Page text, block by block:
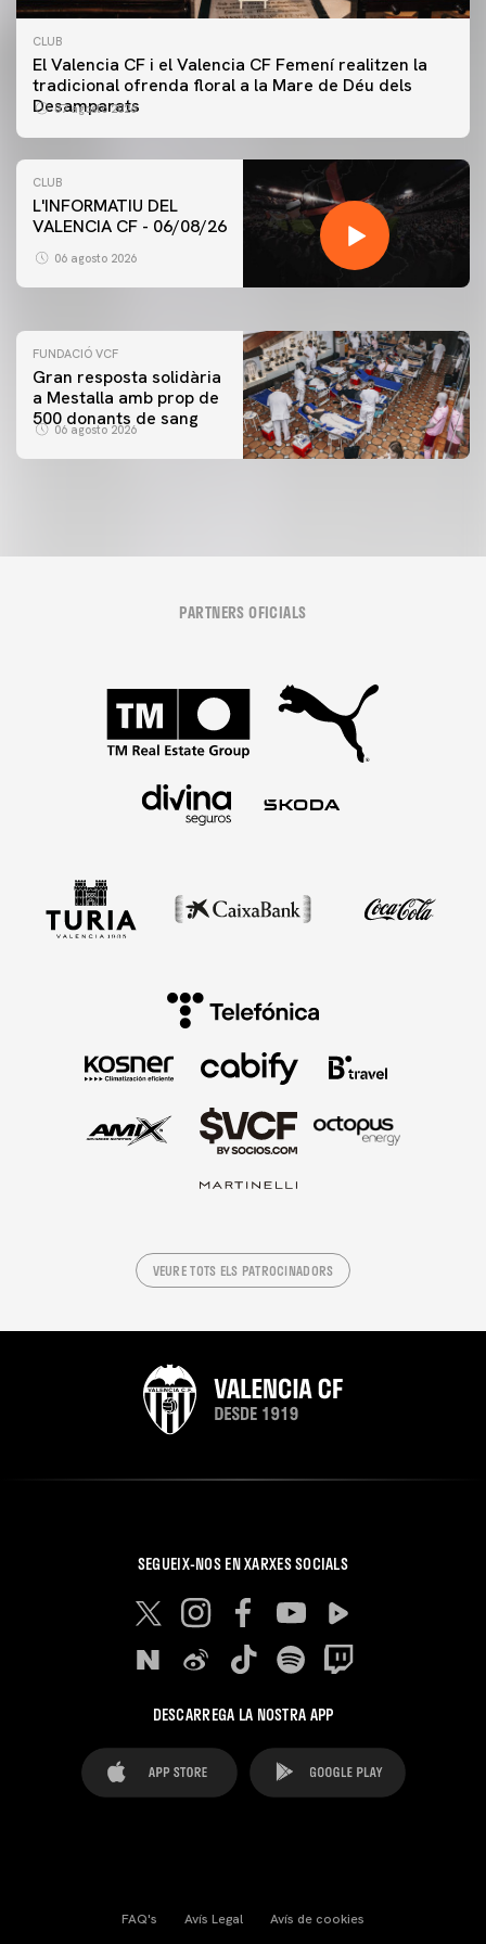
CLUB
El Valencia CF i el Valencia CF Femení realitzen la
tradicional ofrenda floral a la Mare de Déu dels
Desamparats
07 agosto 2026
CLUB
L'INFORMATIU DEL
VALENCIA CF - 06/08/26
06 agosto 2026
PRIMER EQUIP
ENTRENAMENT DEL VALENCIA CF 6/8/2026
FUNDACIÓ VCF
Gran resposta solidària
a Mestalla amb prop de
500 donants de sang
06 agosto 2026
PARTNERS OFICIALS
VEURE TOTS ELS PATROCINADORS
SEGUEIX-NOS EN XARXES SOCIALS
DESCARREGA LA NOSTRA APP
FAQ's Avís Legal Avís de cookies